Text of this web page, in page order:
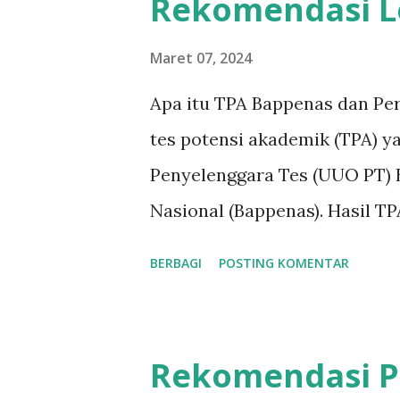
Balas Chat : Ngetik satu-
udah diitung AI. Iklan :
Lalu kalau AI atur target,
Follow Up : Lupa. Karena
Rekomendasi
Maret 07, 2024
Apa itu TPA Bappenas dan
tes potensi akademik (TPA)
Penyelenggara Tes (UUO
Nasional (Bappenas). Hasil
mengukur kemampuan
BERBAGI POSTING KOMENTAR
Rekomendasi